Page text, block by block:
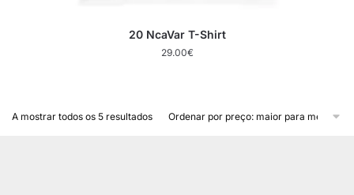
20 NcaVar T-Shirt
29.00€
A mostrar todos os 5 resultados